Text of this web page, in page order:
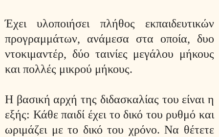
Έχει υλοποιήσει πλήθος εκπαιδευτικών
προγραμμάτων, ανάμεσα στα οποία, δυο
ντοκιμαντέρ, δύο ταινίες μεγάλου μήκους
και πολλές μικρού μήκους.
Η βασική αρχή της διδασκαλίας του είναι η
εξής: Κάθε παιδί έχει το δικό του ρυθμό και
ωριμάζει με το δικό του χρόνο. Να θέτετε